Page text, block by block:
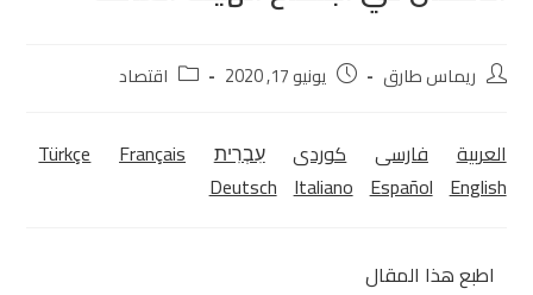
ريماس طارق يونيو 17, 2020 اقتصاد
العربية فارسی كوردی‎ עִבְרִית Türkçe
Français
Deutsch Italiano Español English
اطبع هذا المقال